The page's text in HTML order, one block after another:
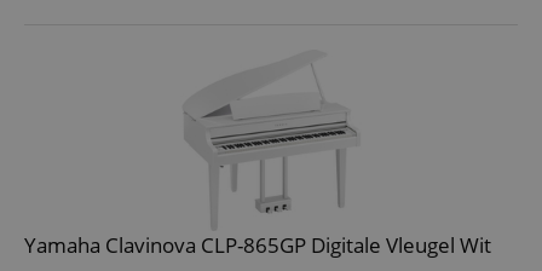
Yamaha Clavinova CLP-865GP Digitale Vleugel Wit